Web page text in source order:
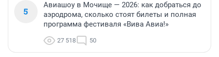
5
Авиашоу в Мочище — 2026: как добраться до
аэродрома, сколько стоят билеты и полная
программа фестиваля «Вива Авиа!»
27 518 50